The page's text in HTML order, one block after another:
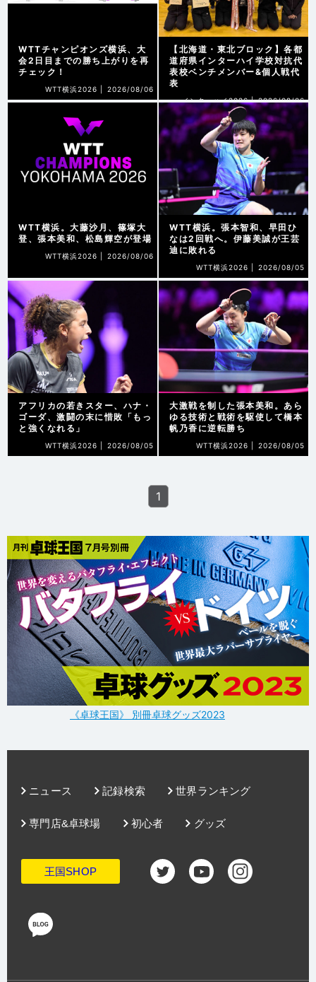
WTTチャンピオンズ横浜、大
会2日目までの勝ち上がりを再
チェック！
WTT横浜2026 | 2026/08/06
【北海道・東北ブロック】各都
道府県インターハイ学校対抗代
表校ベンチメンバー&個人戦代
表
インターハイ2026 | 2026/08/06
WTT横浜。大藤沙月、篠塚大
登、張本美和、松島輝空が登場
WTT横浜2026 | 2026/08/06
WTT横浜。張本智和、早田ひ
なは2回戦へ。伊藤美誠が王芸
迪に敗れる
WTT横浜2026 | 2026/08/05
アフリカの若きスター、ハナ・
ゴーダ、激闘の末に惜敗「もっ
と強くなれる」
WTT横浜2026 | 2026/08/05
大激戦を制した張本美和。あら
ゆる技術と戦術を駆使して橋本
帆乃香に逆転勝ち
WTT横浜2026 | 2026/08/05
1
《卓球王国》 別冊卓球グッズ2023
ニュース 記録検索 世界ランキング
グッズ
専門店&卓球場 初心者
王国SHOP